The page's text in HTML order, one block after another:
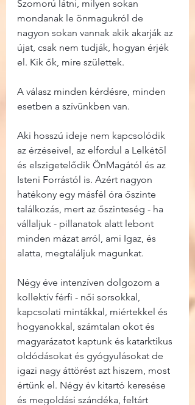
Szomorú látni, milyen sokan
mondanak le önmagukról de
nagyon sokan vannak akik akarják az
újat, csak nem tudják, hogyan érjék
el. Kik ők, mire születtek.
A válasz minden kérdésre, minden
esetben a szívünkben van.
Aki hosszú ideje nem kapcsolódik
az érzéseivel, az elfordul a Lelkétől
és elszigetelődik ÖnMagától és az
Isteni Forrástól is. Azért nagyon
hatékony egy másfél óra őszinte
találkozás, mert az őszinteség - ha
vállaljuk - pillanatok alatt lebont
minden mázat arról, ami Igaz, és
alatta, megtaláljuk magunkat.
Négy éve intenzíven dolgozom a
kollektív férfi - női sorsokkal,
kapcsolati mintákkal, miértekkel és
hogyanokkal, számtalan okot és
magyarázatot kaptunk és katarktikus
oldódásokat és gyógyulásokat de
igazi nagy áttörést azt hiszem, most
értünk el. Négy év kitartó keresése
és megoldási szándéka, feltárt